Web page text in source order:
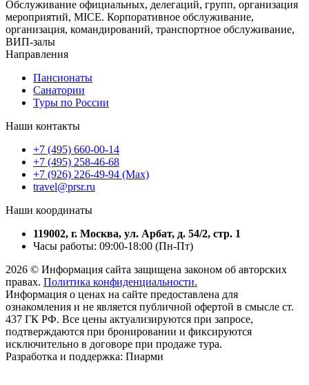
Обслуживание официальных, делегаций, групп, организация
мероприятий, MICE. Корпоративное обслуживание,
организация, командирований, транспортное обслуживание,
ВИП-залы
Направления
Пансионаты
Санатории
Туры по России
Наши контакты
+7 (495) 660-00-14
+7 (495) 258-46-68
+7 (926) 226-49-94 (Max)
travel@prsr.ru
Наши координаты
119002, г. Москва, ул. Арбат, д. 54/2, стр. 1
Часы работы: 09:00-18:00 (Пн-Пт)
2026 © Информация сайта защищена законом об авторских
правах. Политика конфиденциальности.
Информация о ценах на сайте предоставлена для
ознакомления и не является публичной офертой в смысле ст.
437 ГК РФ. Все цены актуализируются при запросе,
подтверждаются при бронировании и фиксируются
исключительно в договоре при продаже тура.
Разработка и поддержка: Пиарми